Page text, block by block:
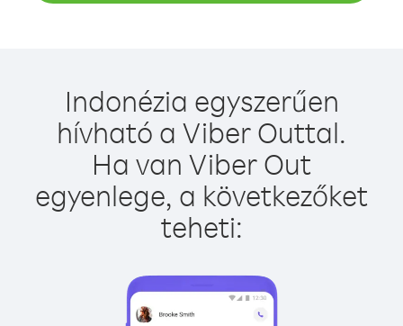
Indonézia egyszerűen
hívható a Viber Outtal.
Ha van Viber Out
egyenlege, a következőket
teheti: